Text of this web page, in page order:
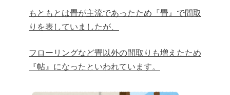
もともとは畳が主流であったため『畳』で間取
りを表していましたが、
フローリングなど畳以外の間取りも増えたため
『帖』になったといわれています。